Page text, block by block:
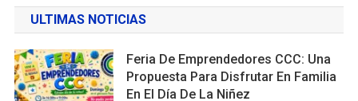
ULTIMAS NOTICIAS
Feria De Emprendedores CCC: Una
Propuesta Para Disfrutar En Familia
En El Día De La Niñez